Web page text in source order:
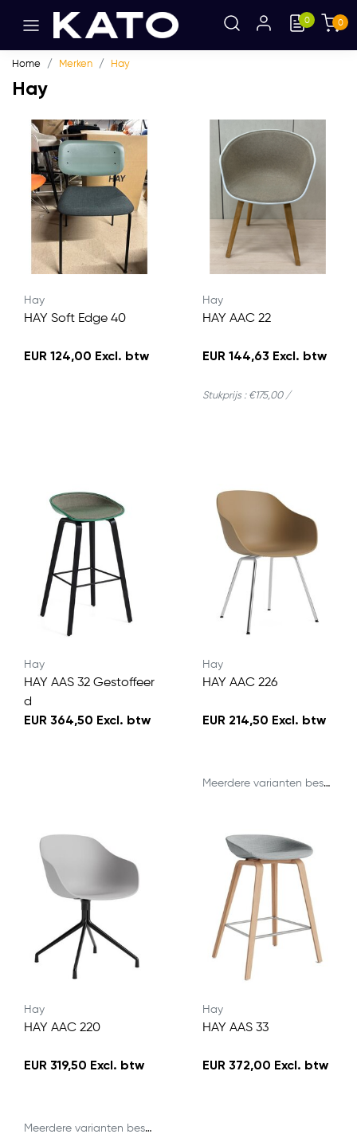
0 0
Home Merken Hay
Hay
Hay
HAY Soft Edge 40
EUR 124,00 Excl. btw
Hay
HAY AAC 22
EUR 144,63 Excl. btw
Stukprijs : €175,00 /
Hay
HAY AAS 32 Gestoffeer
d
EUR 364,50 Excl. btw
Hay
HAY AAC 226
EUR 214,50 Excl. btw
Meerdere varianten beschikbaar
Hay
HAY AAC 220
EUR 319,50 Excl. btw
Meerdere varianten beschikbaar
Hay
HAY AAS 33
EUR 372,00 Excl. btw